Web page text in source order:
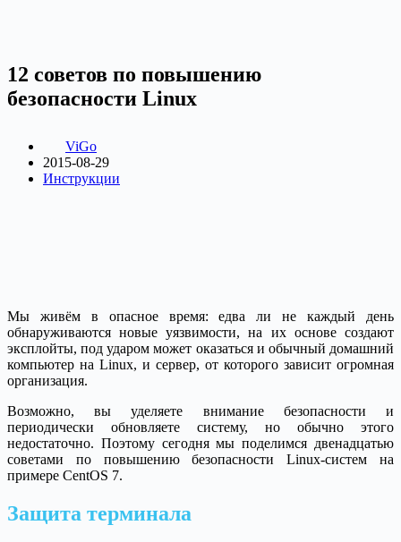
12 советов по повышению
безопасности Linux
ViGo
2015-08-29
Инструкции
Мы живём в опасное время: едва ли не каждый день
обнаруживаются новые уязвимости, на их основе создают
эксплойты, под ударом может оказаться и обычный домашний
компьютер на Linux, и сервер, от которого зависит огромная
организация.
Возможно, вы уделяете внимание безопасности и
периодически обновляете систему, но обычно этого
недостаточно. Поэтому сегодня мы поделимся двенадцатью
советами по повышению безопасности Linux-систем на
примере CentOS 7.
Защита терминала